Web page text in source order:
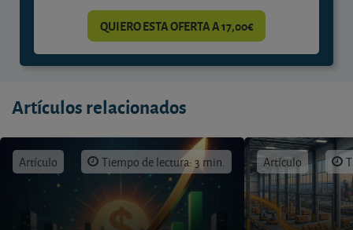
QUIERO ESTA OFERTA A 17,00€
Artículos relacionados
Artículo Tiempo de lectura: 3 min. Artículo